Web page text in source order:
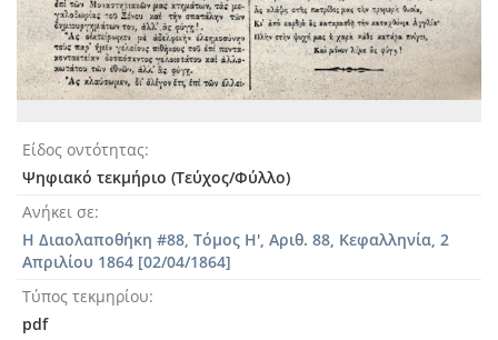
Είδος οντότητας
Ψηφιακό τεκμήριο (Τεύχος/Φύλλο)
Ανήκει σε
Η Διαολαποθήκη #88, Τόμος Η', Αριθ. 88, Κεφαλληνία, 2
Απριλίου 1864 [02/04/1864]
Τύπος τεκμηρίου
pdf